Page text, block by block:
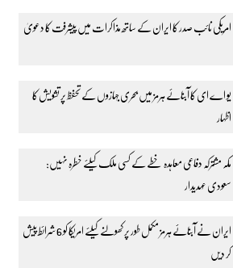
امریکی نائب صدر کا ایران کے ساتھ مذاکرات میں پیشرفت کا دعویٰ
یو اے ای کا آبنائے ہرمز میں بحری جہازوں کے تحفظ پر تشویش کا
اظہار
مکہ مشترکہ دفاعی معاہدہ خطے کے کسی ملک کیلئے خطرہ نہیں:
سعودی عہدیدار
ایران نے آبنائے ہرمز مکمل طور پر کھولنے کیلئے امریکا کو 6 شرائط پیش
کر دیں